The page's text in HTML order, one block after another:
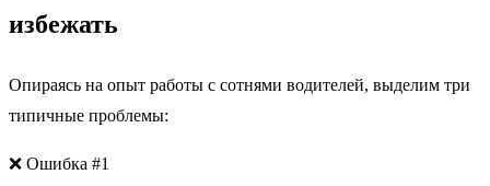
избежать
Опираясь на опыт работы с сотнями водителей, выделим три
типичные проблемы:
❌ Ошибка #1